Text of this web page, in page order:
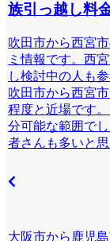
族引っ越し料
吹田市から西宮
ミ情報です。西
し検討中の人も
吹田市から西宮
程度と近場です
分可能な範囲で
者さんも多いと
大阪市から鹿児